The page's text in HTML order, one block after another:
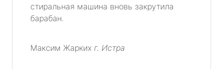
стиральная машина вновь закрутила
барабан.
Максим Жарких г. Истра